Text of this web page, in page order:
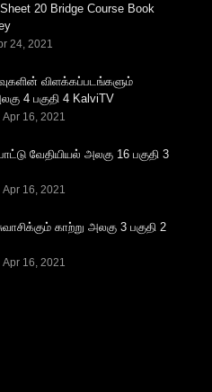
20 Bridge Course Book
24, 2021
விளக்கப்படங்களும்
4 பகுதி 4 KalviTV
Apr 16, 2021
வேதியியல் அலகு 16 பகுதி 3
Apr 16, 2021
காற்று அலகு 3 பகுதி 2
Apr 16, 2021